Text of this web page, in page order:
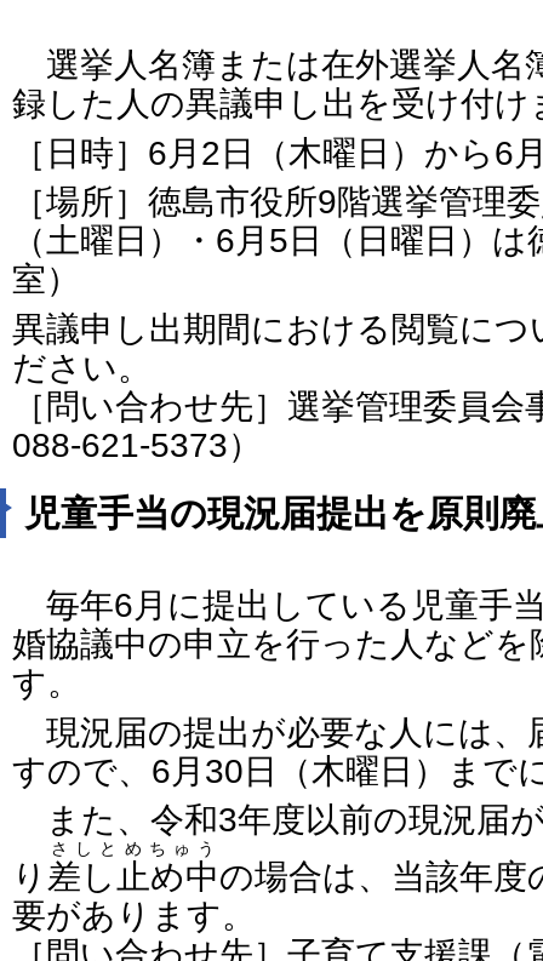
選挙人名簿または在外選挙人名
録した人の異議申し出を受け付け
［日時］6月2日（木曜日）から6
［場所］徳島市役所9階選挙管理
（土曜日）・6月5日（日曜日）
室）
異議申し出期間における閲覧に
ださい。
［問い合わせ先］選挙管理委員
088-621-5373）
児童手当の現況届提出を原則
毎年6月に提出している児童手
婚協議中の申立を行った人など
す。
現況届の提出が必要な人には、
すので、6月30日（木曜日）まで
また、令和3年度以前の現況届
り 差し止め中
さしとめちゅう
の場合は、当該年度
要があります。